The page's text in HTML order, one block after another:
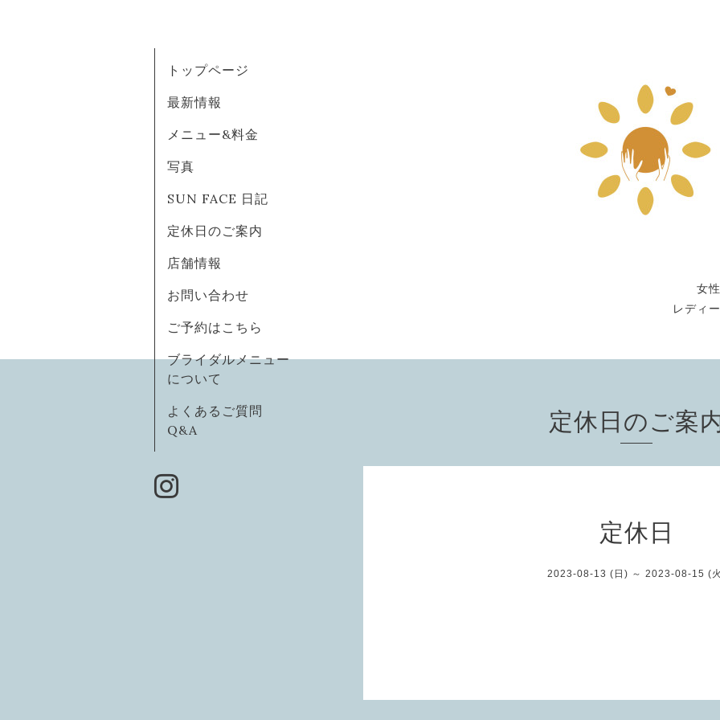
女
レディ
トップページ
最新情報
メニュー&料金
写真
SUN FACE 日記
定休日のご案内
店舗情報
お問い合わせ
ご予約はこちら
ブライダルメニュー
について
よくあるご質問
Q&A
定休日のご案
定休日
2023-08-13 (日) ～ 2023-08-15 (